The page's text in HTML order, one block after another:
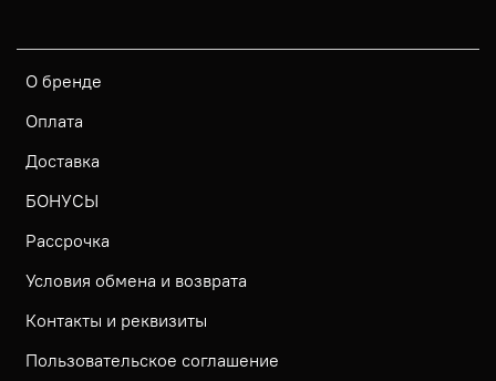
О бренде
Оплата
Доставка
БОНУСЫ
Рассрочка
Условия обмена и возврата
Контакты и реквизиты
Пользовательское соглашение